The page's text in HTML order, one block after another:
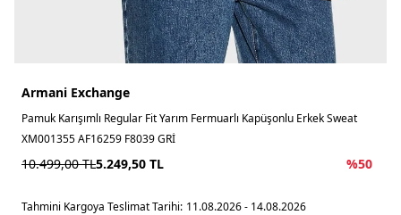
Armani Exchange
Pamuk Karışımlı Regular Fit Yarım Fermuarlı Kapüşonlu Erkek Sweat
XM001355 AF16259 F8039 GRİ
10.499,00TL5.249,50 TL %50
Tahmini Kargoya Teslimat Tarihi: 11.08.2026 - 14.08.2026